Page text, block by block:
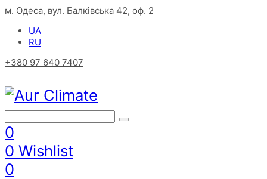
м. Одеса, вул. Балківська 42, оф. 2
UA
RU
+380 97 640 7407
0
0 Wishlist
0